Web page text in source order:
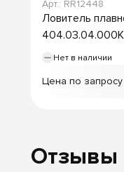
Арт.: RR12448
Ловитель
Нет в наличии
Цена по запросу
Отзывы